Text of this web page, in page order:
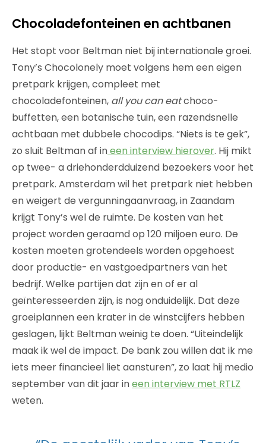
Chocoladefonteinen en achtbanen
Het stopt voor Beltman niet bij internationale groei.
Tony’s Chocolonely moet volgens hem een eigen
pretpark krijgen, compleet met
chocoladefonteinen, all you can eatchoco-
buffetten, een botanische tuin, een razendsnelle
achtbaan met dubbele chocodips. “Niets is te gek”,
zo sluit Beltman af ineen interview hierover. Hij mikt
op twee- a driehonderdduizend bezoekers voor het
pretpark. Amsterdam wil het pretpark niet hebben
en weigert de vergunningaanvraag, in Zaandam
krijgt Tony’s wel de ruimte. De kosten van het
project worden geraamd op 120 miljoen euro. De
kosten moeten grotendeels worden opgehoest
door productie- en vastgoedpartners van het
bedrijf. Welke partijen dat zijn en of er al
geïnteresseerden zijn, is nog onduidelijk. Dat deze
groeiplannen een krater in de winstcijfers hebben
geslagen, lijkt Beltman weinig te doen. “Uiteindelijk
maak ik wel de impact. De bank zou willen dat ik me
iets meer financieel liet aansturen”, zo laat hij medio
september van dit jaar ineen interview met RTLZ
weten.